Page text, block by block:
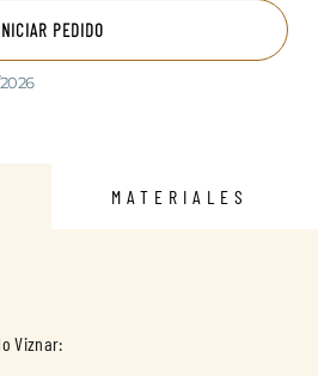
PEDIDO
MATERIALES
Viznar: